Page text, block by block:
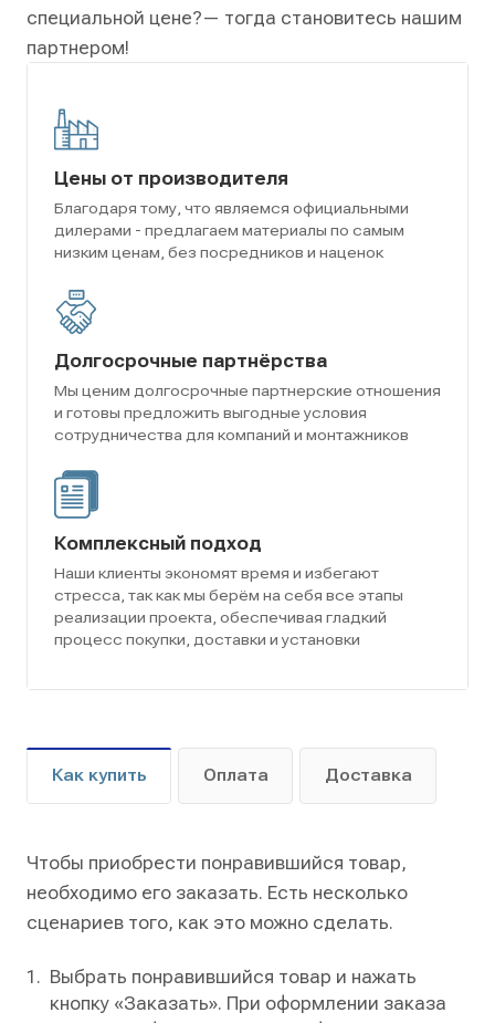
специальной цене?— тогда становитесь нашим
партнером!
Цены от производителя
Благодаря тому, что являемся официальными
дилерами - предлагаем материалы по самым
низким ценам, без посредников и наценок
Долгосрочные партнёрства
Мы ценим долгосрочные партнерские отношения
и готовы предложить выгодные условия
сотрудничества для компаний и монтажников
Комплексный подход
Наши клиенты экономят время и избегают
стресса, так как мы берём на себя все этапы
реализации проекта, обеспечивая гладкий
процесс покупки, доставки и установки
Как купить Оплата Доставка
Чтобы приобрести понравившийся товар,
необходимо его заказать. Есть несколько
сценариев того, как это можно сделать.
Выбрать понравившийся товар и нажать
кнопку «Заказать». При оформлении заказа